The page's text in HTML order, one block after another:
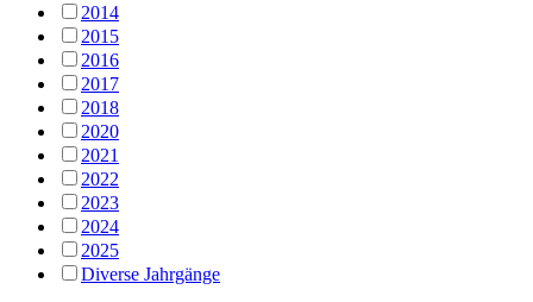
2014
2015
2016
2017
2018
2020
2021
2022
2023
2024
2025
Diverse Jahrgänge